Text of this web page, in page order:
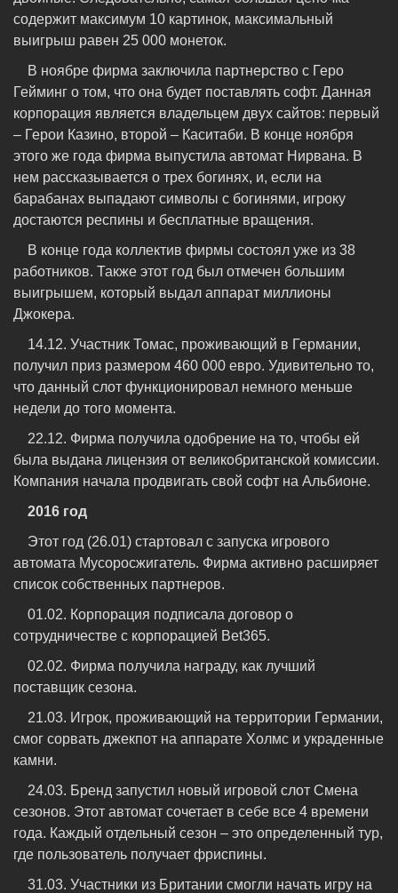
содержит максимум 10 картинок, максимальный
выигрыш равен 25 000 монеток.
В ноябре фирма заключила партнерство с Геро
Гейминг о том, что она будет поставлять софт. Данная
корпорация является владельцем двух сайтов: первый
– Герои Казино, второй – Каситаби. В конце ноября
этого же года фирма выпустила автомат Нирвана. В
нем рассказывается о трех богинях, и, если на
барабанах выпадают символы с богинями, игроку
достаются респины и бесплатные вращения.
В конце года коллектив фирмы состоял уже из 38
работников. Также этот год был отмечен большим
выигрышем, который выдал аппарат миллионы
Джокера.
14.12. Участник Томас, проживающий в Германии,
получил приз размером 460 000 евро. Удивительно то,
что данный слот функционировал немного меньше
недели до того момента.
22.12. Фирма получила одобрение на то, чтобы ей
была выдана лицензия от великобританской комиссии.
Компания начала продвигать свой софт на Альбионе.
2016 год
Этот год (26.01) стартовал с запуска игрового
автомата Мусоросжигатель. Фирма активно расширяет
список собственных партнеров.
01.02. Корпорация подписала договор о
сотрудничестве с корпорацией Bet365.
02.02. Фирма получила награду, как лучший
поставщик сезона.
21.03. Игрок, проживающий на территории Германии,
смог сорвать джекпот на аппарате Холмс и украденные
камни.
24.03. Бренд запустил новый игровой слот Смена
сезонов. Этот автомат сочетает в себе все 4 времени
года. Каждый отдельный сезон – это определенный тур,
где пользователь получает фриспины.
31.03. Участники из Британии смогли начать игру на